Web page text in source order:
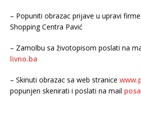
– Popuniti obrazac prijave u upravi
Shopping Centra Pavić
– Zamolbu sa životopisom poslati na
livno.ba
– Skinuti obrazac sa web stranice
popunjen skenirati i poslati na mail